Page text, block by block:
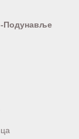
Подунавље